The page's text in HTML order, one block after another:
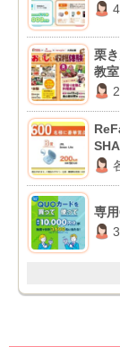
栗
教室
専